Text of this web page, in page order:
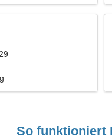
So funktioniert